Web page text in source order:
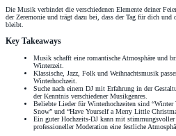
Die Musik verbindet die verschiedenen Elemente deiner
der Zeremonie und trägt dazu bei, dass der Tag für dich und
bleibt.
Key Takeaways
Musik schafft eine romantische Atmosphäre und
Winterzeit.
Klassische, Jazz, Folk und Weihnachtsmusik
Winterhochzeit.
Suche nach einem DJ mit Erfahrung in der
der Kenntnis verschiedener Musikgenres.
Beliebte Lieder für Winterhochzeiten sind “Winter
Snow” und “Have Yourself a Merry Little
Ein guter Hochzeits-DJ kann mit stimmungsvoller
professioneller Moderation eine festliche